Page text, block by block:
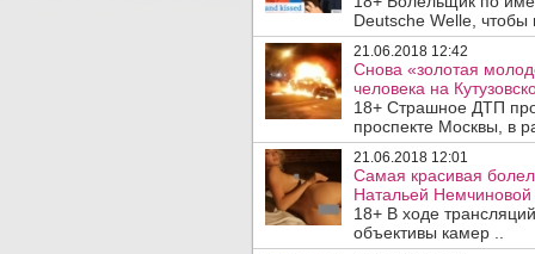
Deutsche Welle, чтобы
21.06.2018 12:42
Снова «золотая
человека на
18+ Страшное ДТП
проспекте Москвы, в
21.06.2018 12:01
Самая красивая
Натальей
18+ В ходе
объективы камер ..